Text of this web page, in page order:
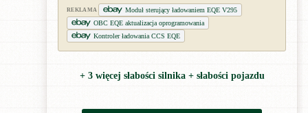
REKLAMA
Moduł sterujący ładowaniem EQE V295
OBC EQE aktualizacja oprogramowania
Kontroler ładowania CCS EQE
+ 3 więcej słabości silnika + słabości pojazdu